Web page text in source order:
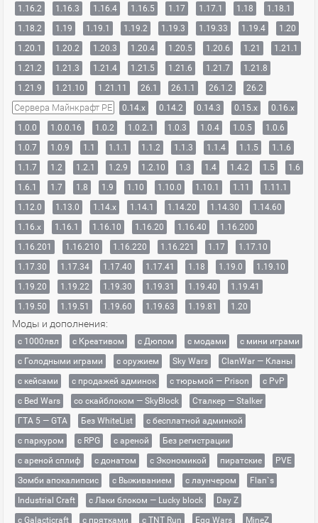
1.16.2
1.16.3 1.16.4 1.16.5 1.17 1.17.1 1.18
1.18.1
1.18.2
1.19 1.19.1 1.19.2 1.19.3 1.19.33 1.19.4
1.20
1.20.1
1.20.2 1.20.3 1.20.4 1.20.5 1.20.6 1.21
1.21.1
1.21.2
1.21.3 1.21.4 1.21.5 1.21.6 1.21.7
1.21.8
1.21.9
1.21.10 1.21.11 26.1 26.1.1 26.1.2 26.2
Сервера Майнкрафт PE 0.14.x 0.14.2 0.14.3 0.15.x
0.16.x
1.0.0
1.0.0.16 1.0.2 1.0.2.1 1.0.3 1.0.4 1.0.5
1.0.6
1.0.7
1.0.9 1.1 1.1.1 1.1.2 1.1.3 1.1.4 1.1.5
1.1.6
1.1.7
1.2 1.2.1 1.2.9 1.2.10 1.3 1.4 1.4.2 1.5
1.6
1.6.1
1.7 1.8 1.9 1.10 1.10.0 1.10.1 1.11
1.11.1
1.12.0
1.13.0 1.14.x 1.14.1 1.14.20 1.14.30
1.14.60
1.16.x
1.16.1 1.16.10 1.16.20 1.16.40
1.16.200
1.16.201
1.16.210 1.16.220 1.16.221 1.17
1.17.10
1.17.30
1.17.34 1.17.40 1.17.41 1.18 1.19.0
1.19.10
1.19.20
1.19.22 1.19.30 1.19.31 1.19.40
1.19.41
1.19.50
1.19.51 1.19.60 1.19.63 1.19.81 1.20
Моды и дополнения:
с 1000лвл c Креативом с Дюпом с модами
с мини играми
с Голодными играми
с оружием Sky Wars
ClanWar — Кланы
с кейсами
с продажей админок с тюрьмой — Prison
с PvP
с Bed Wars
со скайблоком — SkyBlock
Сталкер — Stalker
ГТА 5 — GTA
Без WhiteList
с бесплатной админкой
с паркуром
с RPG с ареной
Без регистрации
с ареной сплиф
с донатом с Экономикой пиратские
PVE
Зомби апокалипсис
с Выживанием с лаунчером
Flan`s
Industrial Craft
с Лаки блоком — Lucky block
Day Z
с Galacticraft
с прятками с TNT Run Egg Wars
MineZ